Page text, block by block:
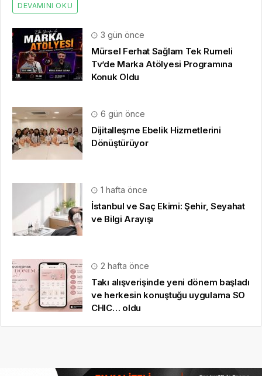
DEVAMINI OKU
3 gün önce
Mürsel Ferhat Sağlam Tek Rumeli
Tv’de Marka Atölyesi Programına
Konuk Oldu
6 gün önce
Dijitalleşme Ebelik Hizmetlerini
Dönüştürüyor
1 hafta önce
İstanbul ve Saç Ekimi: Şehir, Seyahat
ve Bilgi Arayışı
2 hafta önce
Takı alışverişinde yeni dönem başladı
ve herkesin konuştuğu uygulama SO
CHIC… oldu